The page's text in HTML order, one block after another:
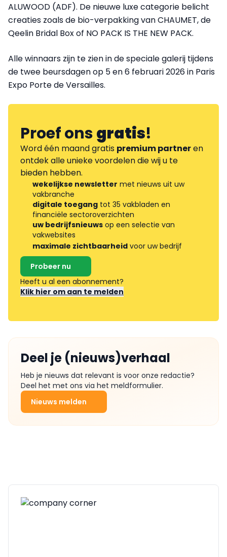
ALUWOOD (ADF). De nieuwe luxe categorie belicht
creaties zoals de bio-verpakking van CHAUMET, de
Qeelin Bridal Box of NO PACK IS THE NEW PACK.
Alle winnaars zijn te zien in de speciale galerij tijdens
de twee beursdagen op 5 en 6 februari 2026 in Paris
Expo Porte de Versailles.
Proef onsgratis!
Word één maand gratis premium partneren
ontdek alle unieke voordelen die wij u te
bieden hebben.
wekelijkse newsletter met nieuws uit uw
vakbranche
digitale toegang tot 35 vakbladen en
financiële sectoroverzichten
uw bedrijfsnieuws op een selectie van
vakwebsites
maximale zichtbaarheid voor uw bedrijf
Probeer nu
Heeft u al een abonnement?
Klik hier om aan te melden
Deel je (nieuws)verhaal
Heb je nieuws dat relevant is voor onze redactie?
Deel het met ons via het meldformulier.
Nieuws melden